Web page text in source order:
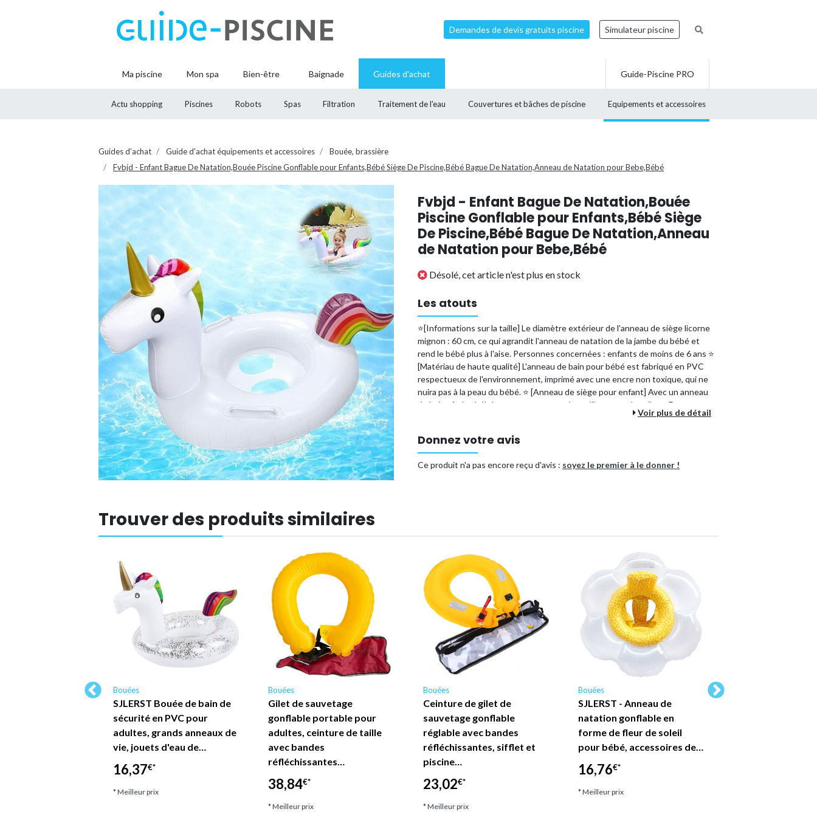
Demandes de devis gratuits piscine Simulateur piscine
Ma piscine Mon spa Bien-être Baignade Guides d'achat
Actu shopping Piscines Robots Spas Filtration Traitement de l'eau Couvertures et bâches de piscine Equipements et accessoires
Guide-Piscine PRO
Guides d'achat Guide d'achat équipements et accessoires
Bouée, brassière
Fvbjd - Enfant Bague De Natation,Bouée Piscine Gonflable pour Enfants,Bébé Siège De Piscine,Bébé Bague De Natation,Anneau de Natation pour Bebe,Bébé
Fvbjd - Enfant Bague De Natation,Bouée
Piscine Gonflable pour Enfants,Bébé Siège
De Piscine,Bébé Bague De Natation,Anneau
de Natation pour Bebe,Bébé
Désolé, cet article n'est plus en stock
Les atouts
⭐[Informations sur la taille] Le diamètre extérieur de l'anneau de siège licorne
mignon : 60 cm, ce qui agrandit l'anneau de natation de la jambe du bébé et
rend le bébé plus à l'aise. Personnes concernées : enfants de moins de 6 ans ⭐
[Matériau de haute qualité] L'anneau de bain pour bébé est fabriqué en PVC
respectueux de l'environnement, imprimé avec une encre non toxique, qui ne
nuira pas à la peau du bébé. ⭐ [Anneau de siège pour enfant] Avec un anneau
de bain sûr, les bébés peuvent nager et jouer librement dans l'eau. De cette
façon, votre bébé peut grandir en un mois et encourager l'apprentissage et le
utiliser dans l'eau que sous la surveillance d'un adulte. ⭐ [Sécurité de l'anneau
de natation pour bébé] L'anneau de natation pour bébé est robuste et durable
et offre un fort support de flottabilité. Laissez votre bébé se sentir en sécurité
Voir plus de détail
Donnez votre avis
Ce produit n'a pas encore reçu d'avis : soyez le premier à le donner !
Trouver des produits similaires
Bouées
SJLERST Bouée de bain de
sécurité en PVC pour
adultes, grands anneaux de
vie, jouets d'eau de…
16,37€*
* Meilleur prix
Bouées
Gilet de sauvetage
gonflable portable pour
adultes, ceinture de taille
avec bandes
réfléchissantes…
38,84€*
* Meilleur prix
Bouées
Ceinture de gilet de
sauvetage gonflable
réglable avec bandes
réfléchissantes, sifflet et
piscine…
23,02€*
* Meilleur prix
Bouées
SJLERST - Anneau de
natation gonflable en
forme de fleur de soleil
pour bébé, accessoires de…
16,76€*
* Meilleur prix